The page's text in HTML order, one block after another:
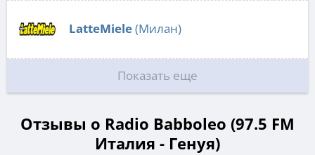
LatteMiele(Милан)
Показать еще
Отзывы о Radio Babboleo (97.5 FM
Италия - Генуя)